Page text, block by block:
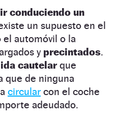
conduciendo un
un supuesto en el
el automóvil o la
y precintados.
cautelarque
que de ninguna
circular con el coche
adeudado.